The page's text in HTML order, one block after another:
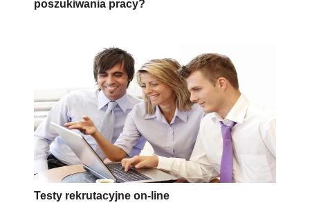
poszukiwania pracy?
Testy rekrutacyjne on-line